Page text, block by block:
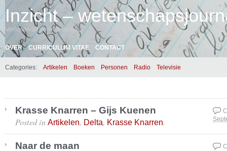
Inzicht –
Verhalen uit de wetenschap
OVER CURRICULUM VITAE CONTACT
Categories: Artikelen Boeken Personen Radio Televisie
Krasse Knarren – Gijs Kuenen
Posted in Artikelen, Delta, Krasse Knarren.
Naar de maan